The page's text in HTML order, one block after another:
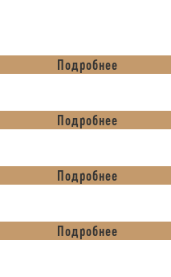
Подробнее
Подробнее
Подробнее
Подробнее